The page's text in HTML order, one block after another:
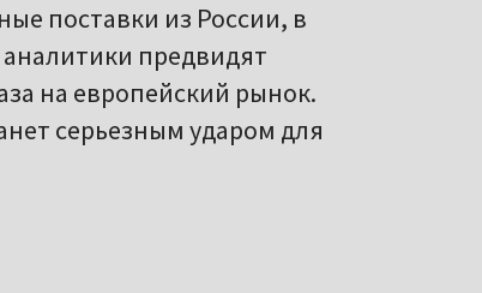
поставки из России, в
аналитики предвидят
на европейский рынок.
серьезным ударом для